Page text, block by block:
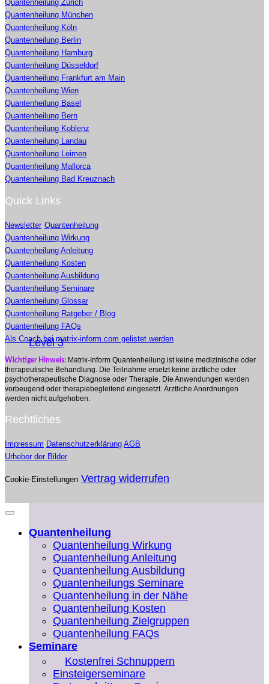
Level 3
Quantenheilung Zürich
Quantenheilung München
Quantenheilung Köln
Quantenheilung Berlin
Quantenheilung Hamburg
Quantenheilung Düsseldorf
Quantenheilung Frankfurt am Main
Quantenheilung Wien
Quantenheilung Basel
Quantenheilung Bern
Quantenheilung Koblenz
Quantenheilung Landau
Quantenheilung Leimen
Quantenheilung Mallorca
Quantenheilung Bad Kreuznach
Quick Links
Newsletter Quantenheilung
Quantenheilung Wirkung
Quantenheilung Anleitung
Quantenheilung Kosten
Quantenheilung Ausbildung
Quantenheilung Seminare
Quantenheilung Glossar
Quantenheilung Ratgeber / Blog
Quantenheilung FAQs
Als Coach bei matrix-inform.com gelistet werden
Wichtiger Hinweis: Matrix-Inform Quantenheilung ist keine medizinische oder
therapeutische Behandlung. Die Teilnahme ersetzt keine ärztliche oder
psychotherapeutische Diagnose oder Therapie. Die Anwendungen werden
vorbeugend oder therapiebegleitend eingesetzt. Ärztliche Anordnungen
werden nicht aufgehoben.
Rechtliches
Impressum Datenschutzerklärung AGB
Urheber der Bilder
Cookie-Einstellungen Vertrag widerrufen
Quantenheilung
Quantenheilung Wirkung
Quantenheilung Anleitung
Quantenheilung Ausbildung
Quantenheilungs Seminare
Quantenheilung in der Nähe
Quantenheilung Kosten
Quantenheilung Zielgruppen
Quantenheilung FAQs
Seminare
Kostenfrei Schnuppern
Einsteigerseminare